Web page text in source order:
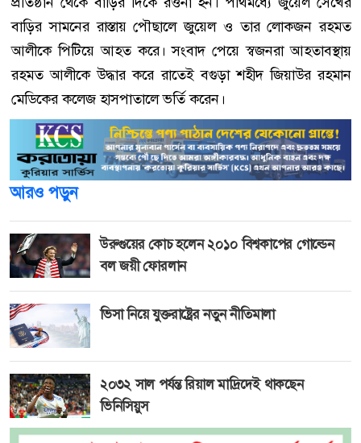
বাড়ির সামনের রাস্তায় পৌছালে জুয়েল ও তার লোকজন রহমত
আলীকে পিটিয়ে আহত করে। সংবাদ পেয়ে স্বজনরা আহতাবস্থায়
রহমত আলীকে উদ্ধার করে রাতেই বগুড়া শহীদ জিয়াউর রহমান
মেডিকের কলেজ হাসপাতালে ভর্তি করেন।
আরও পড়ুন
উরুগুয়ের কোচ হলেন ২০১০ বিশ্বকাপের গোল্ডেন
বল জয়ী ফোরলান
ভিসা নিয়ে যুক্তরাষ্ট্রের নতুন নীতিমালা
২০৩২ সাল পর্যন্ত রিয়াল মাদ্রিদেই থাকছেন
ভিনিসিয়ুস